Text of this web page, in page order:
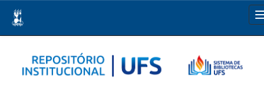
navigation